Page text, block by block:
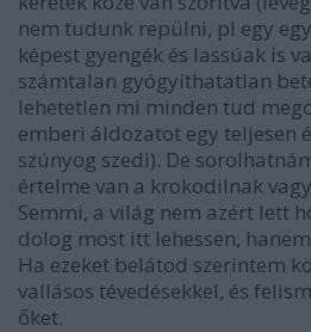
nem tudunk repülni, pl egy
képest gyengék és lassúak is
számtalan gyógyíthatatlan
lehetetlen mi minden tud
emberi áldozatot egy teljesen
szúnyog szedi). De
értelme van a krokodilnak
Semmi, a világ nem azért lett
dolog most itt lehessen,
Ha ezeket belátod szerintem
vallásos tévedésekkel, és
őket.